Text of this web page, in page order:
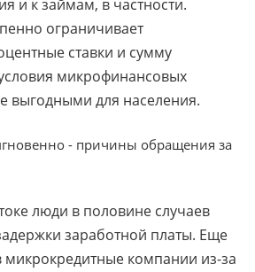
и к займам, в частности.
ограничивает
ставки и сумму
микрофинансовых
выгодными для населения.
люди в половине случаев
заработной платы. Еще
компании из-за